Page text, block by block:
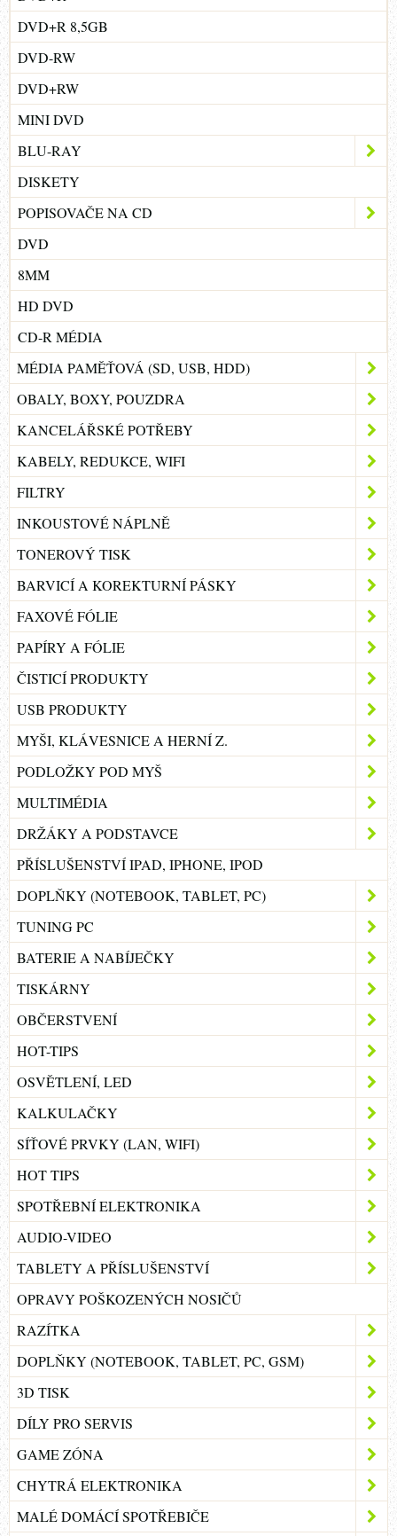
DVD+R 8,5GB
DVD-RW
DVD+RW
MINI DVD
BLU-RAY
DISKETY
POPISOVAČE NA CD
DVD
8MM
HD DVD
CD-R MÉDIA
MÉDIA PAMĚŤOVÁ (SD, USB, HDD)
OBALY, BOXY, POUZDRA
KANCELÁŘSKÉ POTŘEBY
KABELY, REDUKCE, WIFI
FILTRY
INKOUSTOVÉ NÁPLNĚ
TONEROVÝ TISK
BARVICÍ A KOREKTURNÍ PÁSKY
FAXOVÉ FÓLIE
PAPÍRY A FÓLIE
ČISTICÍ PRODUKTY
USB PRODUKTY
MYŠI, KLÁVESNICE A HERNÍ Z.
PODLOŽKY POD MYŠ
MULTIMÉDIA
DRŽÁKY A PODSTAVCE
PŘÍSLUŠENSTVÍ IPAD, IPHONE, IPOD
DOPLŇKY (NOTEBOOK, TABLET, PC)
TUNING PC
BATERIE A NABÍJEČKY
TISKÁRNY
OBČERSTVENÍ
HOT-TIPS
OSVĚTLENÍ, LED
KALKULAČKY
SÍŤOVÉ PRVKY (LAN, WIFI)
HOT TIPS
SPOTŘEBNÍ ELEKTRONIKA
AUDIO-VIDEO
TABLETY A PŘÍSLUŠENSTVÍ
OPRAVY POŠKOZENÝCH NOSIČŮ
RAZÍTKA
DOPLŇKY (NOTEBOOK, TABLET, PC, GSM)
3D TISK
DÍLY PRO SERVIS
GAME ZÓNA
CHYTRÁ ELEKTRONIKA
MALÉ DOMÁCÍ SPOTŘEBIČE